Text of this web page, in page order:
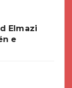
Elmazi
e